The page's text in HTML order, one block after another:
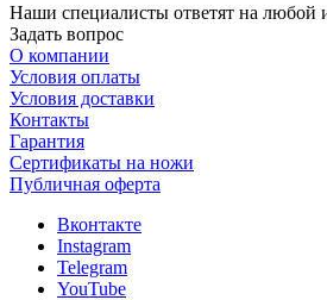
Наши специалисты ответят на любой
Задать вопрос
О компании
Условия оплаты
Условия доставки
Контакты
Гарантия
Сертификаты на ножи
Публичная оферта
Вконтакте
Instagram
Telegram
YouTube